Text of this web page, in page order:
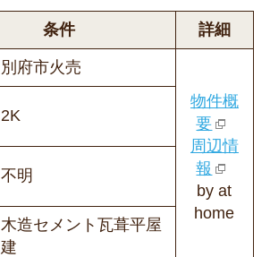
条件 詳細
別府市火売
物件概
要
周辺情
報
by at
home
2K
不明
木造セメント瓦葺平屋
建